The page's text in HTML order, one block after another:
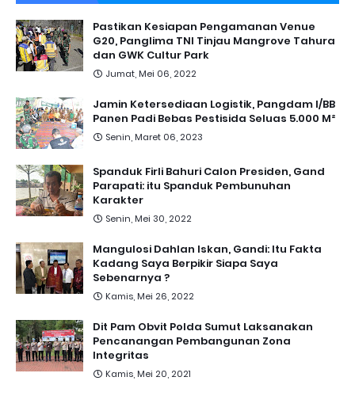
Pastikan Kesiapan Pengamanan Venue
G20, Panglima TNI Tinjau Mangrove Tahura
dan GWK Cultur Park
Jumat, Mei 06, 2022
Jamin Ketersediaan Logistik, Pangdam I/BB
Panen Padi Bebas Pestisida Seluas 5.000 M²
Senin, Maret 06, 2023
Spanduk Firli Bahuri Calon Presiden, Gand
Parapati: itu Spanduk Pembunuhan
Karakter
Senin, Mei 30, 2022
Mangulosi Dahlan Iskan, Gandi: Itu Fakta
Kadang Saya Berpikir Siapa Saya
Sebenarnya ?
Kamis, Mei 26, 2022
Dit Pam Obvit Polda Sumut Laksanakan
Pencanangan Pembangunan Zona
Integritas
Kamis, Mei 20, 2021